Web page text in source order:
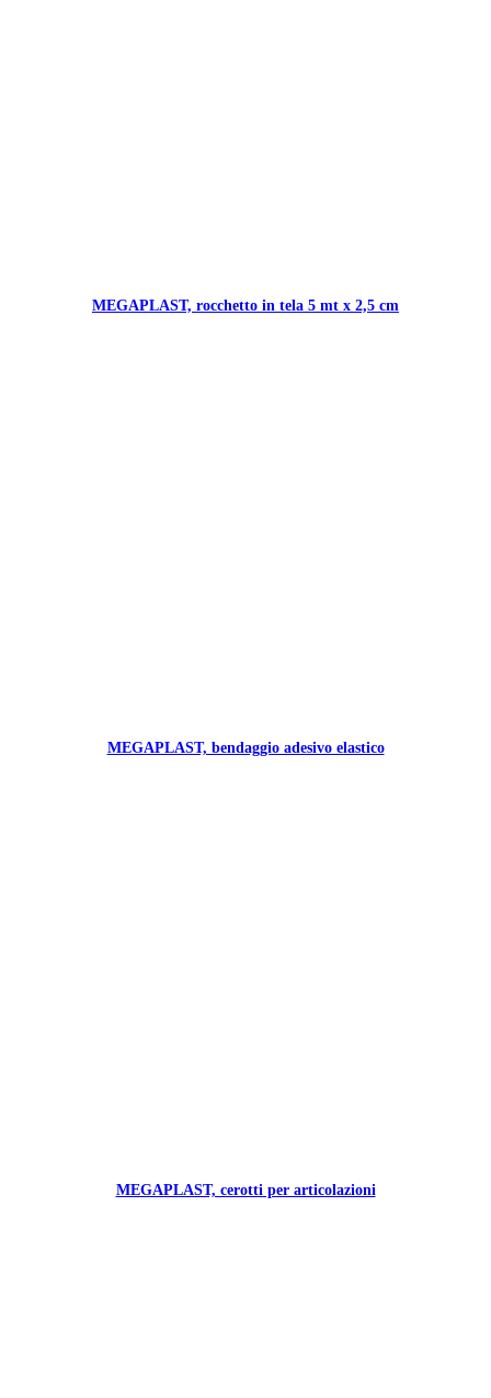
MEGAPLAST, rocchetto in tela 5 mt x 2,5 cm
MEGAPLAST, bendaggio adesivo elastico
MEGAPLAST, cerotti per articolazioni